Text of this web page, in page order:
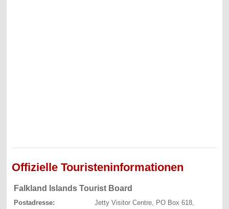
Offizielle Touristeninformationen
Falkland Islands Tourist Board
Postadresse:
Jetty Visitor Centre, PO Box 618,